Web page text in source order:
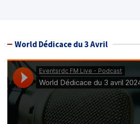
World Dédicace du 3 Avril